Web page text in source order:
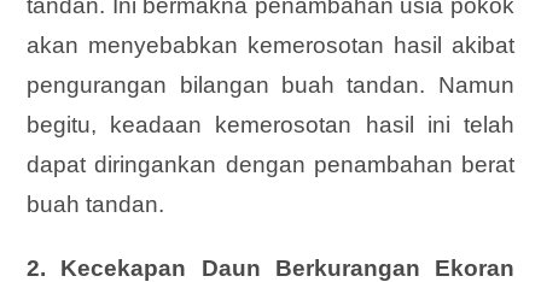
tandan. Ini bermakna penambahan usia pokok
akan menyebabkan kemerosotan hasil akibat
pengurangan bilangan buah tandan. Namun
begitu, keadaan kemerosotan hasil ini telah
dapat diringankan dengan penambahan berat
buah tandan.
2. Kecekapan Daun Berkurangan Ekoran